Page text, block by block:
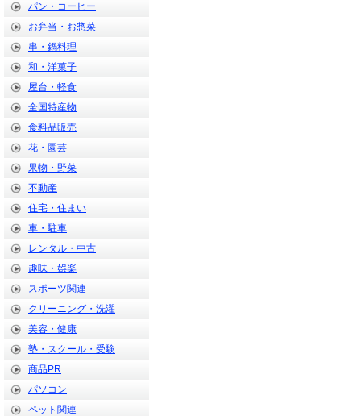
パン・コーヒー
お弁当・お惣菜
串・鍋料理
和・洋菓子
屋台・軽食
全国特産物
食料品販売
花・園芸
果物・野菜
不動産
住宅・住まい
車・駐車
レンタル・中古
趣味・娯楽
スポーツ関連
クリーニング・洗濯
美容・健康
塾・スクール・受験
商品PR
パソコン
ペット関連